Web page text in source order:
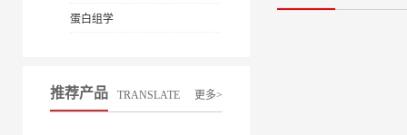
蛋白组学
推荐产品 TRANSLATE 更多>